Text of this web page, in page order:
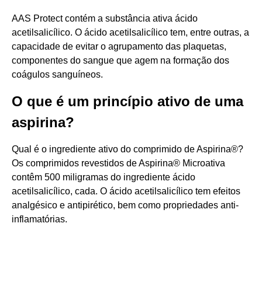
AAS Protect contém a substância ativa ácido
acetilsalicílico. O ácido acetilsalicílico tem, entre outras, a
capacidade de evitar o agrupamento das plaquetas,
componentes do sangue que agem na formação dos
coágulos sanguíneos.
O que é um princípio ativo de uma
aspirina?
Qual é o ingrediente ativo do comprimido de Aspirina®?
Os comprimidos revestidos de Aspirina® Microativa
contêm 500 miligramas do ingrediente ácido
acetilsalicílico, cada. O ácido acetilsalicílico tem efeitos
analgésico e antipirético, bem como propriedades anti-
inflamatórias.